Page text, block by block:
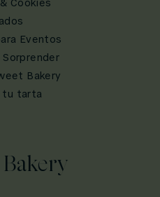
Cookies
Eventos
Sorprender
Bakery
tu tarta